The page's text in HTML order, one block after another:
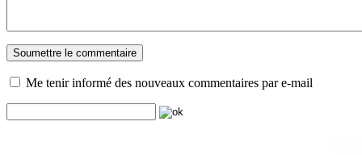
Me tenir informé des nouveaux commentaires par e-mail